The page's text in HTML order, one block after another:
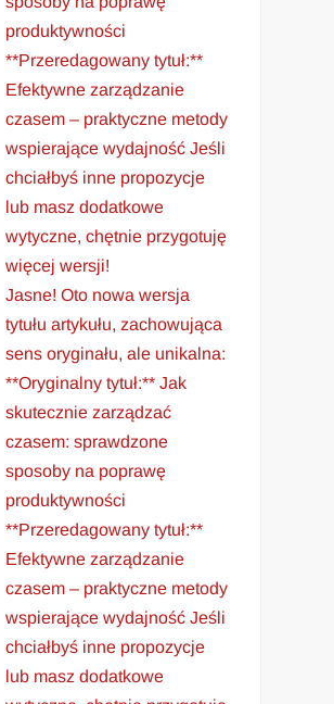
produktywności
**Przeredagowany tytuł:**
Efektywne zarządzanie
czasem – praktyczne metody
wspierające wydajność Jeśli
chciałbyś inne propozycje
lub masz dodatkowe
wytyczne, chętnie przygotuję
więcej wersji!
Jasne! Oto nowa wersja
tytułu artykułu, zachowująca
sens oryginału, ale unikalna:
**Oryginalny tytuł:** Jak
skutecznie zarządzać
czasem: sprawdzone
sposoby na poprawę
produktywności
**Przeredagowany tytuł:**
Efektywne zarządzanie
czasem – praktyczne metody
wspierające wydajność Jeśli
chciałbyś inne propozycje
lub masz dodatkowe